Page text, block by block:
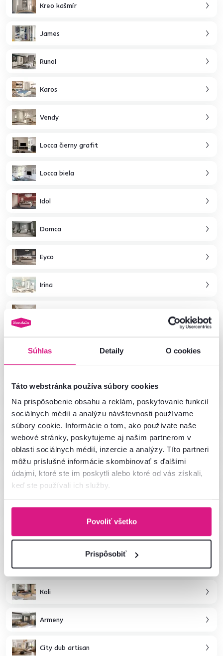
Súhlas Detaily O cookies
Táto webstránka používa súbory cookies
Na prispôsobenie obsahu a reklám, poskytovanie funkcií
sociálnych médií a analýzu návštevnosti používame
súbory cookie. Informácie o tom, ako používate naše
webové stránky, poskytujeme aj našim partnerom v
oblasti sociálnych médií, inzercie a analýzy. Títo partneri
môžu príslušné informácie skombinovať s ďalšími
údajmi, ktoré ste im poskytli alebo ktoré od vás získali,
keď ste používali ich služby.
Povoliť všetko
Prispôsobiť
Kreo kašmír
James
Runol
Karos
Vendy
Locca čierny grafit
Locca biela
Idol
Domca
Eyco
Irina
Kentak
Benol
Helio
Graphic
Airon
Koli
Armeny
City dub artisan